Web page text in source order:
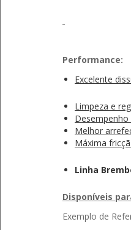
Performance:
Excelente
Limpeza e
Melhor
Máxima
Linha
Disponíveis
Exemplo de